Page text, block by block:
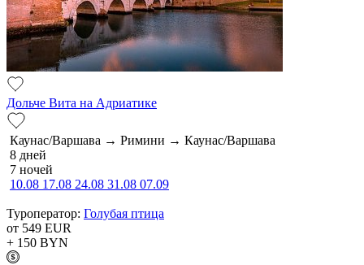
Дольче Вита на Адриатике
Каунас/Варшава → Римини → Каунас/Варшава
8 дней
7 ночей
10.08 17.08 24.08 31.08 07.09
Туроператор: Голубая птица
от 549 EUR
+ 150 BYN